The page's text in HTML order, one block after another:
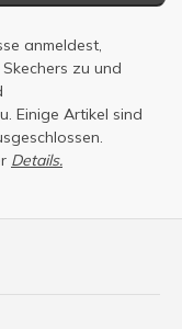
anmeldest,
zu und
Einige Artikel sind
Details.